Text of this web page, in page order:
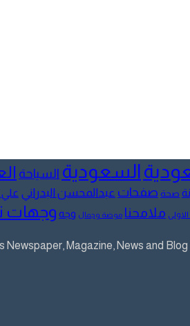
السعودية السياحة
صحة صفحات عبدالمحسن البدراني علي
ملامحنا موضة وجمال وجه وجهات
Newspaper, Magazine, News and